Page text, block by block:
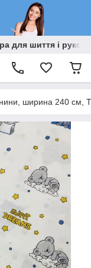
для шиття і
ширина 240 см,